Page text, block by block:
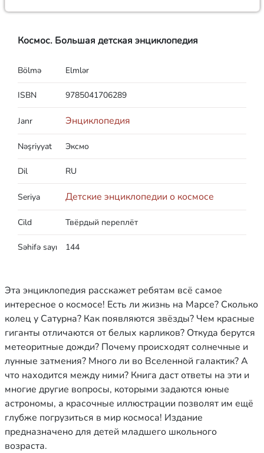
Космос. Большая детская энциклопедия
Bölmə Elmlər
ISBN 9785041706289
Janr Энциклопедия
Nəşriyyat Эксмо
Dil RU
Seriya Детские энциклопедии о космосе
Cild Твёрдый переплёт
Səhifə sayı 144
Эта энциклопедия расскажет ребятам всё самое
интересное о космосе! Есть ли жизнь на Марсе? Сколько
колец у Сатурна? Как появляются звёзды? Чем красные
гиганты отличаются от белых карликов? Откуда берутся
метеоритные дожди? Почему происходят солнечные и
лунные затмения? Много ли во Вселенной галактик? А
что находится между ними? Книга даст ответы на эти и
многие другие вопросы, которыми задаются юные
астрономы, а красочные иллюстрации позволят им ещё
глубже погрузиться в мир космоса! Издание
предназначено для детей младшего школьного
возраста.